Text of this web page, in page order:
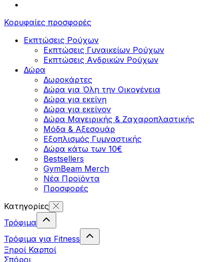
Κορυφαίες προσφορές
Εκπτώσεις Ρούχων
Εκπτώσεις Γυναικείων Ρούχων
Εκπτώσεις Aνδρικών Ρούχων
Δώρα
Δωροκάρτες
Δώρα για Όλη την Οικογένεια
Δώρα για εκείνη
Δώρα για εκείνον
Δώρα Μαγειρικής & Ζαχαροπλαστικής
Μόδα & Αξεσουάρ
Εξοπλισμός Γυμναστικής
Δώρα κάτω των 10€
Bestsellers
GymBeam Merch
Νέα Προϊόντα
Προσφορές
Κατηγορίες
Τρόφιμα
Τρόφιμα για Fitness
Ξηροί Καρποί
Σπόροι